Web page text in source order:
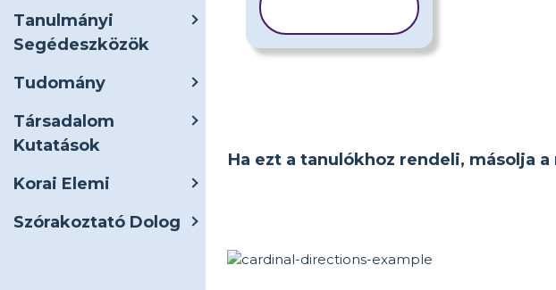
Tanulmányi
Segédeszközök
Tudomány
Társadalom
Kutatások
Korai Elemi
Szórakoztató Dolog
Ha ezt a tanulókhoz rendeli, másolja